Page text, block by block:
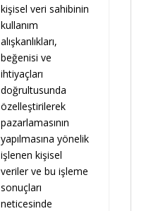
kişisel veri sahibinin
kullanım
alışkanlıkları,
beğenisi ve
ihtiyaçları
doğrultusunda
özelleştirilerek
pazarlamasının
yapılmasına yönelik
işlenen kişisel
veriler ve bu işleme
sonuçları
neticesinde